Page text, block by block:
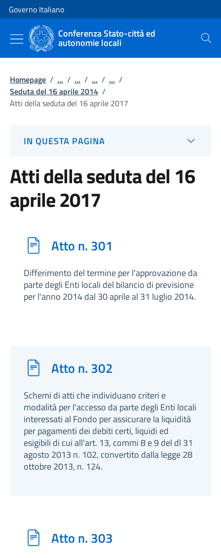
Vai al contenuto
Vai alla navigazione del sito
Governo Italiano
Conferenza Stato-città ed
autonomie locali Cerca
Homepage / ... / ... / ... / ... /
Seduta del 16 aprile 2014 /
Atti della seduta del 16 aprile 2017
IN QUESTA PAGINA
Atti della seduta del 16
aprile 2017
Atto n. 301
Differimento del termine per l'approvazione da
parte degli Enti locali del bilancio di previsione
per l'anno 2014 dal 30 aprile al 31 luglio 2014.
Atto n. 302
Schemi di atti che individuano criteri e
modalità per l'accesso da parte degli Enti locali
interessati al Fondo per assicurare la liquidità
per pagamenti dei debiti certi, liquidi ed
esigibili di cui all'art. 13, commi 8 e 9 del dl 31
agosto 2013 n. 102, convertito dalla legge 28
ottobre 2013, n. 124.
Atto n. 303